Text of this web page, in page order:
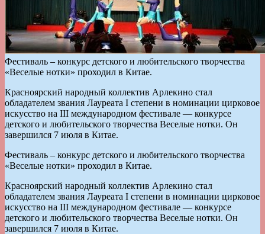
Фестиваль – конкурс детского и любительского творчества
«Веселые нотки» проходил в Китае.
Красноярский народный коллектив Арлекино стал
обладателем звания Лауреата I степени в номинации цирковое
искусство на III международном фестивале — конкурсе
детского и любительского творчества Веселые нотки. Он
завершился 7 июля в Китае.
Фестиваль – конкурс детского и любительского творчества
«Веселые нотки» проходил в Китае.
Красноярский народный коллектив Арлекино стал
обладателем звания Лауреата I степени в номинации цирковое
искусство на III международном фестивале — конкурсе
детского и любительского творчества Веселые нотки. Он
завершился 7 июля в Китае.